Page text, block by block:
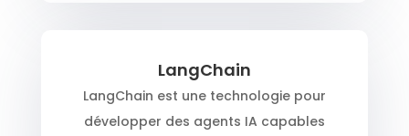
LangChain
LangChain est une technologie pour
développer des agents IA capables